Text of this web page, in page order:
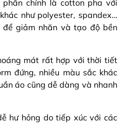
chính là cotton pha với
như polyester, spandex…
giảm nhăn và tạo độ bền
mát rất hợp với thời tiết
đứng, nhiều màu sắc khác
áo cũng dễ dàng và nhanh
hư hỏng do tiếp xúc với các